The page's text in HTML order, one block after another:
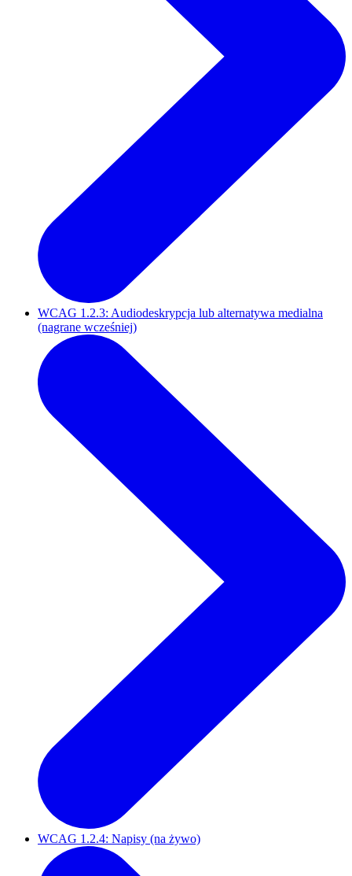
WCAG 1.2.3: Audiodeskrypcja lub alternatywa medialna
(nagrane wcześniej)
WCAG 1.2.4: Napisy (na żywo)